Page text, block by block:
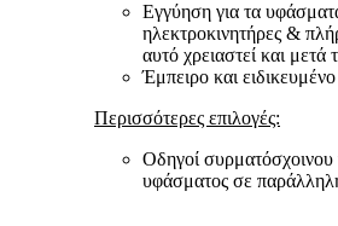
Εγγύηση για τα
ηλεκτροκινητήρες &
αυτό χρειαστεί και
Έμπειρο και
Περισσότερες επιλογές:
Οδηγοί
υφάσματος σε